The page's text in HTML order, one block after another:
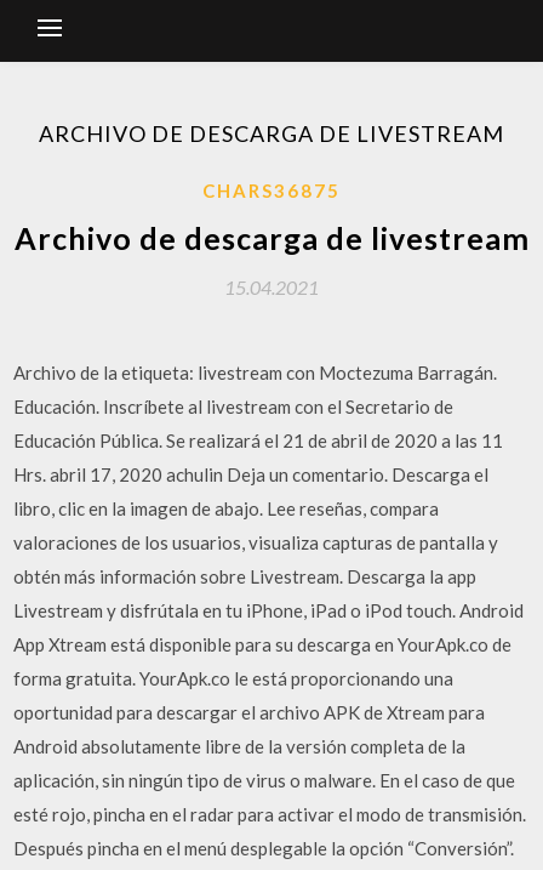
ARCHIVO DE DESCARGA DE LIVESTREAM
CHARS36875
Archivo de descarga de livestream
15.04.2021
Archivo de la etiqueta: livestream con Moctezuma Barragán.
Educación. Inscríbete al livestream con el Secretario de
Educación Pública. Se realizará el 21 de abril de 2020 a las 11
Hrs. abril 17, 2020 achulin Deja un comentario. Descarga el
libro, clic en la imagen de abajo. ‎Lee reseñas, compara
valoraciones de los usuarios, visualiza capturas de pantalla y
obtén más información sobre Livestream. Descarga la app
Livestream y disfrútala en tu iPhone, iPad o iPod touch. Android
App Xtream está disponible para su descarga en YourApk.co de
forma gratuita. YourApk.co le está proporcionando una
oportunidad para descargar el archivo APK de Xtream para
Android absolutamente libre de la versión completa de la
aplicación, sin ningún tipo de virus o malware. En el caso de que
esté rojo, pincha en el radar para activar el modo de transmisión.
Después pincha en el menú desplegable la opción “Conversión”.